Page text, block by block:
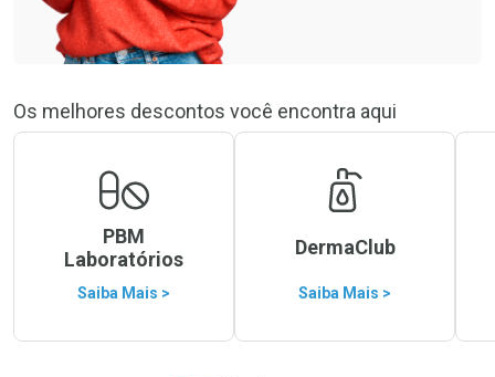
Os melhores descontos você encontra aqui
PBM
Laboratórios
Saiba Mais >
DermaClub
Saiba Mais >